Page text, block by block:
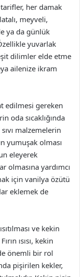
her damak
meyveli,
ya da günlük
yuvarlak
dilimler elde etme
ailenize ikram
edilmesi gereken
oda sıcaklığında
malzemelerin
yumuşak olması
eleyerek
olmasına yardımcı
için vanilya özütü
eklemek de
ve kekin
ısısı, kekin
önemli bir rol
pişirilen kekler,